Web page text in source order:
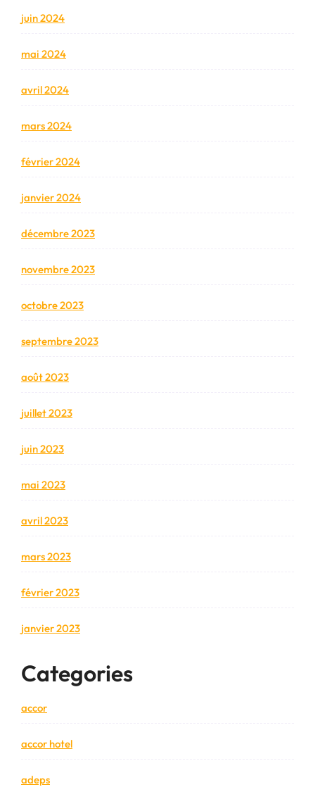
juin 2024
mai 2024
avril 2024
mars 2024
février 2024
janvier 2024
décembre 2023
novembre 2023
octobre 2023
septembre 2023
août 2023
juillet 2023
juin 2023
mai 2023
avril 2023
mars 2023
février 2023
janvier 2023
Categories
accor
accor hotel
adeps